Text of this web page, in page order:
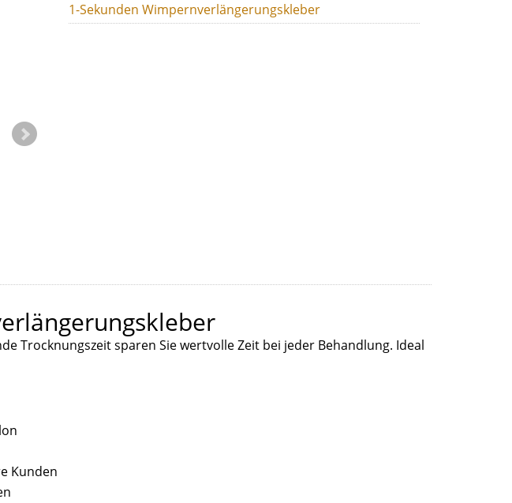
1-Sekunden Wimpernverlängerungskleber
Trocknungszeit sparen Sie wertvolle Zeit bei jeder Behandlung. Ideal
Kunden